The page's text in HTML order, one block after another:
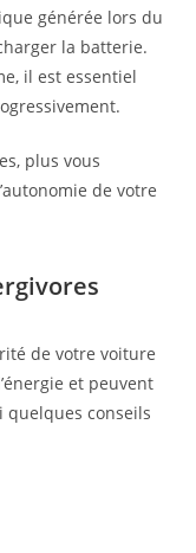
générée lors du
la batterie.
il est essentiel
plus vous
de votre
de votre voiture
et peuvent
quelques conseils